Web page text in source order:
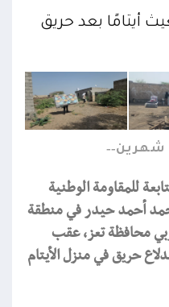
أيتامًا بعد حريق
شهرين
للمقاومة الوطنية
أحمد حيدر في منطقة
محافظة تعز، عقب
حريق في منزل الأيتام